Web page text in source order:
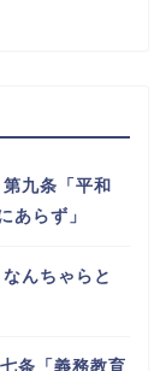
九条「平和
あらず」
んちゃらと
条「義務教育